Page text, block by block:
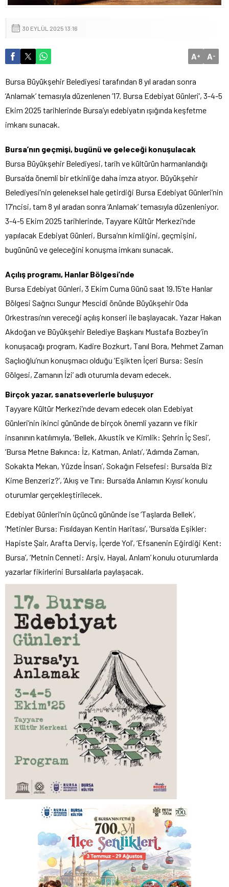
30 EYLÜL 2025 13:16
A+ A-
Bursa Büyükşehir Belediyesi tarafından 8 yıl aradan sonra
‘Anlamak’ temasıyla düzenlenen ’17. Bursa Edebiyat Günleri’, 3-4-5
Ekim 2025 tarihlerinde Bursa’yı edebiyatın ışığında keşfetme
imkanı sunacak.
Bursa’nın geçmişi, bugünü ve geleceği konuşulacak
Bursa Büyükşehir Belediyesi, tarih ve kültürün harmanlandığı
Bursa’da önemli bir etkinliğe daha imza atıyor. Büyükşehir
Belediyesi’nin geleneksel hale getirdiği Bursa Edebiyat Günleri’nin
17’ncisi, tam 8 yıl aradan sonra ‘Anlamak’ temasıyla düzenleniyor.
3-4-5 Ekim 2025 tarihlerinde, Tayyare Kültür Merkezi’nde
yapılacak Edebiyat Günleri, Bursa’nın kimliğini, geçmişini,
bugününü ve geleceğini konuşma imkanı sunacak.
Açılış programı, Hanlar Bölgesi’nde
Bursa Edebiyat Günleri, 3 Ekim Cuma Günü saat 19.15’te Hanlar
Bölgesi Sağrıcı Sungur Mescidi önünde Büyükşehir Oda
Orkestrası’nın vereceği açılış konseri ile başlayacak. Yazar Hakan
Akdoğan ve Büyükşehir Belediye Başkanı Mustafa Bozbey’in
konuşacağı program, Kadire Bozkurt, Tanıl Bora, Mehmet Zaman
Saçlıoğlu’nun konuşmacı olduğu ‘Eşikten İçeri Bursa: Sesin
Gölgesi, Zamanın İzi’ adlı oturumla devam edecek.
Birçok yazar, sanatseverlerle buluşuyor
Tayyare Kültür Merkezi’nde devam edecek olan Edebiyat
Günleri’nin ikinci gününde de birçok önemli yazarın ve fikir
insanının katılımıyla, ‘Bellek, Akustik ve Kimlik: Şehrin İç Sesi’,
‘Bursa Metne Bakınca: İz, Katman, Anlatı’, ‘Adımda Zaman,
Sokakta Mekan, Yüzde İnsan’, Sokağın Felsefesi: Bursa’da Biz
Kime Benzeriz?’, ‘Akış ve Tını: Bursa’da Anlamın Kıyısı’ konulu
oturumlar gerçekleştirilecek.
Edebiyat Günleri’nin üçüncü gününde ise ‘Taşlarda Bellek’,
‘Metinler Bursa: Fısıldayan Kentin Haritası’, ‘Bursa’da Eşikler:
Hapiste Şair, Arafta Derviş, İçerde Yol’, ‘Efsanenin Eğirdiği Kent:
Bursa’, ‘Metnin Cenneti: Arşiv, Hayal, Anlam’ konulu oturumlarda
yazarlar fikirlerini Bursalılarla paylaşacak.